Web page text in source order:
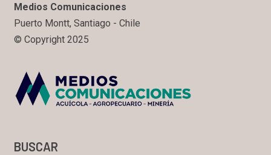
Medios Comunicaciones
Puerto Montt, Santiago - Chile
© Copyright 2025
BUSCAR